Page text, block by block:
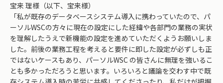
宝来 理様（以下、宝来様）
「私が既存のデータベースシステム導入に携わっていたので、パ
ーソルWSCの方々に現在の設定にした経緯や各部門の業務の実状
を理解したうえで新機能の設定を進めていただくようお願いしま
した。前後の業務工程を考えると要件に即した設定が必ずしも正
ではないケースもあり、パーソルWSC の皆さんに無理を強いるこ
とも多かっただろうと思います。いろいろと議論を交わす中で既